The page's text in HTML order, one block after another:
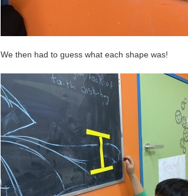
We then had to guess what each shape was!